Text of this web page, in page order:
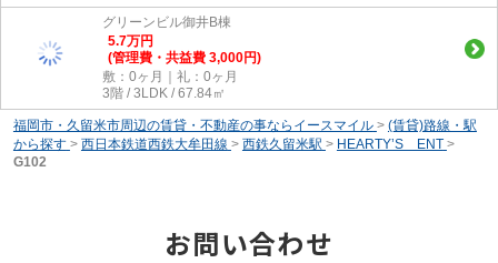
グリーンビル御井B棟
5.7万円
(管理費・共益費 3,000円)
敷：0ヶ月｜礼：0ヶ月
3階 / 3LDK / 67.84㎡
福岡市・久留米市周辺の賃貸・不動産の事ならイースマイル > (賃貸)路線・駅
から探す > 西日本鉄道西鉄大牟田線 > 西鉄久留米駅 > HEARTY’S ENT >
G102
お問い合わせ